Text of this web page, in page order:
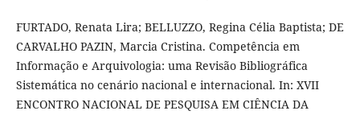
FURTADO, Renata Lira; BELLUZZO, Regina Célia Baptista; DE
CARVALHO PAZIN, Marcia Cristina. Competência em
Informação e Arquivologia: uma Revisão Bibliográfica
Sistemática no cenário nacional e internacional. In: XVII
ENCONTRO NACIONAL DE PESQUISA EM CIÊNCIA DA